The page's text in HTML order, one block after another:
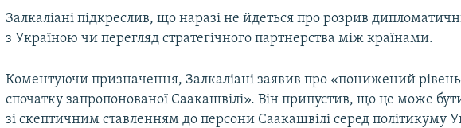
Залкаліані підкреслив, що наразі не йдеться про розрив
з Україною чи перегляд стратегічного партнерства між країнами.
Коментуючи призначення, Залкаліані заявив про «понижений
спочатку запропонованої Саакашвілі». Він припустив, що це може
зі скептичним ставленням до персони Саакашвілі серед політикуму